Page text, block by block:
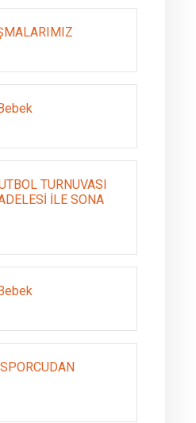
TURNUVASI
İLE SONA